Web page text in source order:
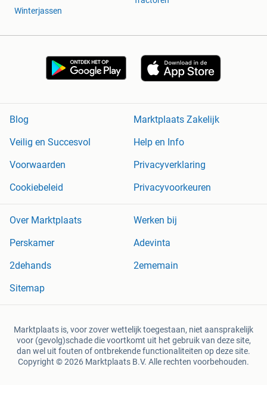
Winterjassen
Blog
Marktplaats Zakelijk
Veilig en Succesvol
Help en Info
Voorwaarden
Privacyverklaring
Cookiebeleid
Privacyvoorkeuren
Over Marktplaats
Werken bij
Perskamer
Adevinta
2dehands
2ememain
Sitemap
Marktplaats is, voor zover wettelijk toegestaan, niet aansprakelijk
voor (gevolg)schade die voortkomt uit het gebruik van deze site,
dan wel uit fouten of ontbrekende functionaliteiten op deze site.
Copyright © 2026 Marktplaats B.V. Alle rechten voorbehouden.